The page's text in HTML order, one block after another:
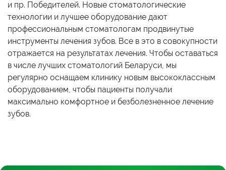
и пр. Победителей. Новые стоматологические
технологии и лучшее оборудование дают
профессиональным стоматологам продвинутые
инструменты лечения зубов. Все в это в совокупности
отражается на результатах лечения. Чтобы оставаться
в числе лучших стоматологий Беларуси, мы
регулярно оснащаем клинику новым высококлассным
оборудованием, чтобы пациенты получали
максимально комфортное и безболезненное лечение
зубов.